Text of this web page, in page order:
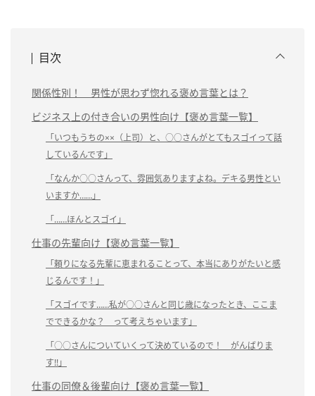
目次
関係性別！ 男性が思わず惚れる褒め言葉とは？
ビジネス上の付き合いの男性向け【褒め言葉一覧】
「いつもうちの××（上司）と、○○さんがとてもスゴイって話
しているんです」
「なんか○○さんって、雰囲気ありますよね。デキる男性とい
いますか……」
「……ほんとスゴイ」
仕事の先輩向け【褒め言葉一覧】
「頼りになる先輩に恵まれることって、本当にありがたいと感
じるんです！」
「スゴイです……私が○○さんと同じ歳になったとき、ここま
でできるかな？ って考えちゃいます」
「○○さんについていくって決めているので！ がんばりま
す!!」
仕事の同僚＆後輩向け【褒め言葉一覧】